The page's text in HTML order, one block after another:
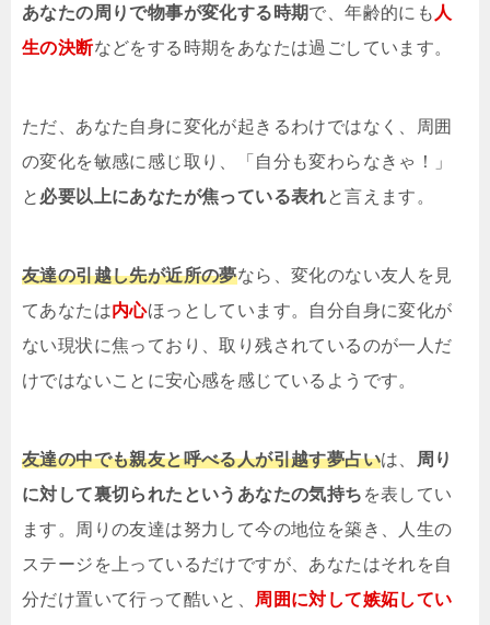
あなたの周りで物事が変化する時期で、年齢的にも 人
生の決断などをする時期をあなたは過ごしています。
ただ、あなた自身に変化が起きるわけではなく、周囲
の変化を敏感に感じ取り、「自分も変わらなきゃ！」
と 必要以上にあなたが焦っている表れと言えます。
友達の引越し先が近所の夢なら、変化のない友人を見
てあなたは内心ほっとしています。自分自身に変化が
ない現状に焦っており、取り残されているのが一人だ
けではないことに安心感を感じているようです。
友達の中でも親友と呼べる人が引越す夢占いは、
周り
に対して裏切られたというあなたの気持ち を表してい
ます。周りの友達は努力して今の地位を築き、人生の
ステージを上っているだけですが、あなたはそれを自
分だけ置いて行って酷いと、
周囲に対して嫉妬してい